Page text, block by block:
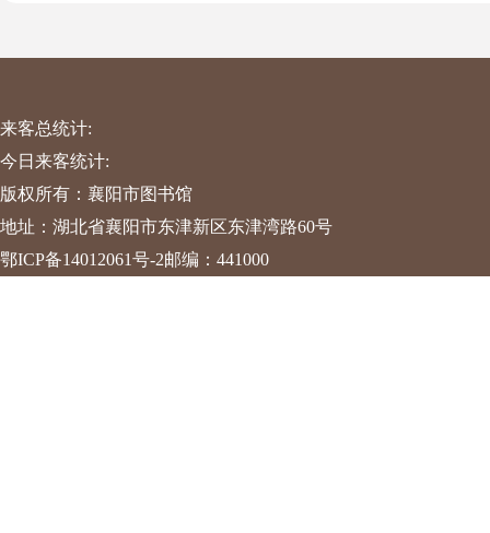
来客总统计:
今日来客统计:
版权所有：襄阳市图书馆
地址：湖北省襄阳市东津新区东津湾路60号
鄂ICP备14012061号-2邮编：441000